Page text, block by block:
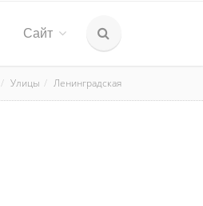
Сайт
Улицы Ленинградская